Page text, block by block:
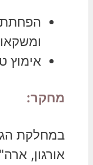
הפחתת
אימוץ
מחקר:
במחלקת
אורגון,